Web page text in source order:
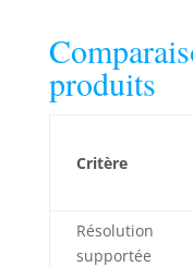
produits
Critère
Résolution
supportée